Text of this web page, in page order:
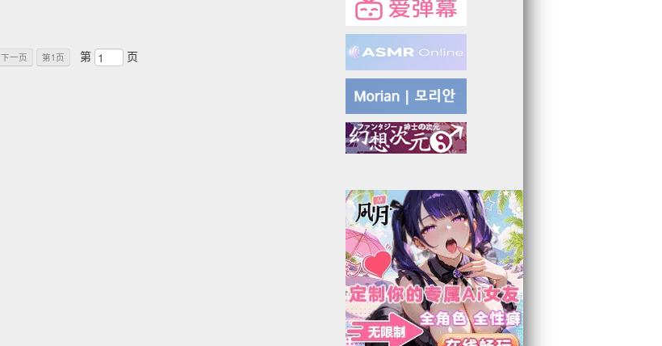
下一页 第1页 第 页